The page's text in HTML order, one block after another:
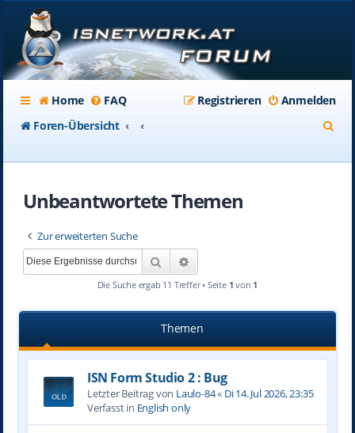
Home FAQ Anmelden
Registrieren
Foren-Übersicht
Unbeantwortete Themen
Zur erweiterten Suche
Suche
Die Suche ergab 11 Treffer • Seite 1 von 1
Themen
ISN Form Studio 2 : Bug
Letzter Beitrag von Laulo-84« Di 14. Jul 2026, 23:35
Verfasst in English only